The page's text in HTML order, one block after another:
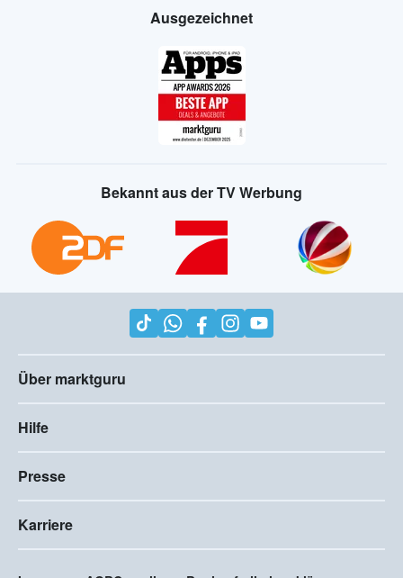
Ausgezeichnet
Bekannt aus der TV Werbung
Über marktguru
Hilfe
Presse
Karriere